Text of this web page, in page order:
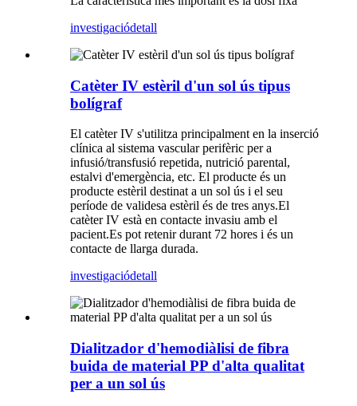
investigaciódetall
Catèter IV estèril d'un sol ús tipus
bolígraf
El catèter IV s'utilitza principalment en la inserció
clínica al sistema vascular perifèric per a
infusió/transfusió repetida, nutrició parental,
estalvi d'emergència, etc. El producte és un
producte estèril destinat a un sol ús i el seu
període de validesa estèril és de tres anys.El
catèter IV està en contacte invasiu amb el
pacient.Es pot retenir durant 72 hores i és un
contacte de llarga durada.
investigaciódetall
Dialitzador d'hemodiàlisi de fibra
buida de material PP d'alta qualitat
per a un sol ús